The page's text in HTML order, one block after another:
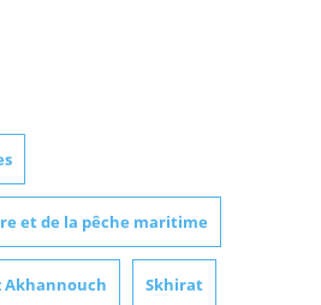
et de la pêche maritime
Akhannouch Skhirat